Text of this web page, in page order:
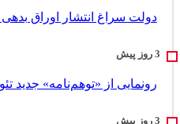
دولت سراغ انتشار اوراق
رونمایی از «توهم‌نامه» جدید